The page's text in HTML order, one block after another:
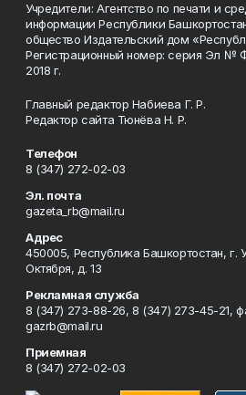
Учредители: Агентство по печати и
информации Республики
общество Издательский дом
Регистрационный номер: серия Эл №
2018 г.
Главный редактор Набиева Г. Р.
Редактор сайта Тюнёва Н. Р.
Телефон
8 (347) 272-02-03
Эл. почта
gazeta_rb@mail.ru
Адрес
450005, Республика Башкортостан, г.
Октября, д. 13
Рекламная служба
8 (347) 273-88-26, 8 (347) 273-45-21,
gazrb@mail.ru
Приемная
8 (347) 272-02-03